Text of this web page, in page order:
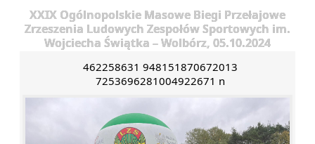
XXIX Ogólnopolskie Masowe Biegi Przełajowe
Zrzeszenia Ludowych Zespołów Sportowych im.
Wojciecha Świątka – Wolbórz, 05.10.2024
462258631 948151870672013
7253696281004922671 n